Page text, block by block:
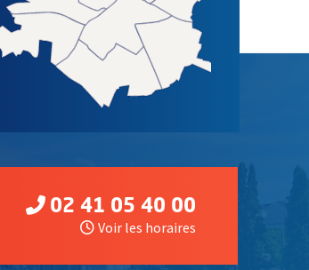
02 41 05 40 00
Voir les horaires